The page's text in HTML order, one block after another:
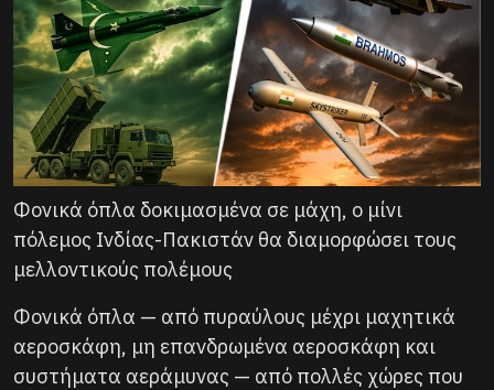
Φονικά όπλα δοκιμασμένα σε μάχη, ο μίνι
πόλεμος Ινδίας-Πακιστάν θα διαμορφώσει τους
μελλοντικούς πολέμους
Φονικά όπλα — από πυραύλους μέχρι μαχητικά
αεροσκάφη, μη επανδρωμένα αεροσκάφη και
συστήματα αεράμυνας — από πολλές χώρες που